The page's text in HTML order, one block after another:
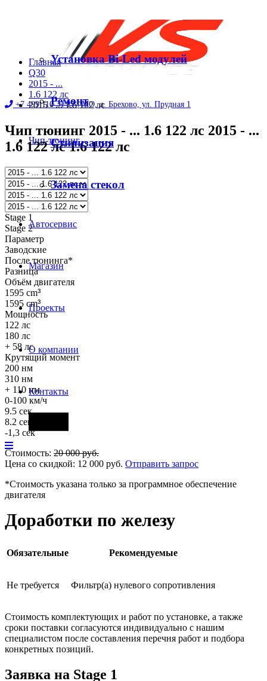
+7 499 110 31 27 |МО, д. Брехово, ул. Прудная 1
Чип-тюнинг
Диностенд
Автосервис
Магазин
Проекты
О компании
Контакты
Установка Bi-Led модулей
Ремонт
Стилизация
Замена стекол
Главная
Q30
2015 - ...
1.6 122 лс
2015 - ... 1.6 122 лс
Чип тюнинг 2015 - ... 1.6 122 лс 2015 - ...
1.6 122 лс 1.6 122 лс
Stage 1
Stage 2
Параметр
Заводские
После тюнинга*
Разница
Объём двигателя
1595 cm³
1595 cm³
Мощность
122 лс
180 лс
+ 58 лс
Крутящий момент
200 нм
310 нм
+ 110 нм
0-100 км/ч
9.5 сек
8.2 сек
-1,3 сек
Стоимость: 20 000руб.
Цена со скидкой: 12 000 руб. Отправить запрос
*Стоимость указана только за программное обеспечение
двигателя
Доработки по железу
Обязательные Рекомендуемые
Не требуется Фильтр(а) нулевого сопротивления
Стоимость комплектующих и работ по установке, а также
сроки поставки согласуются индивидуально с нашим
специалистом после составления перечня работ и подбора
конкретных позиций.
Заявка на Stage 1